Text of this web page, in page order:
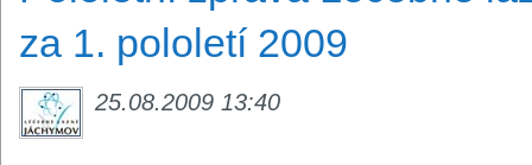
za 1. pololetí 2009
25.08.2009 13:40